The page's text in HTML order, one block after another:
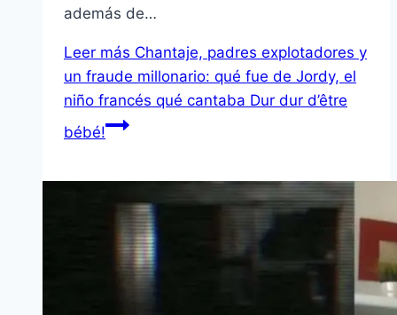
además de…
Leer más Chantaje, padres explotadores y
un fraude millonario: qué fue de Jordy, el
niño francés qué cantaba Dur dur d’être
bébé!